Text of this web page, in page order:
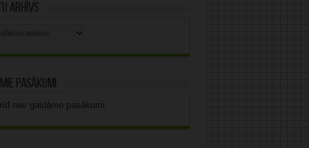
arhīvs
pasākumi
nav gaidāmo pasākumi.